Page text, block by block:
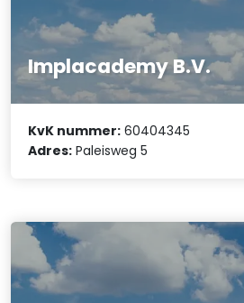
Implacademy B.V.
KvK nummer: 60404345
Adres: Paleisweg 5